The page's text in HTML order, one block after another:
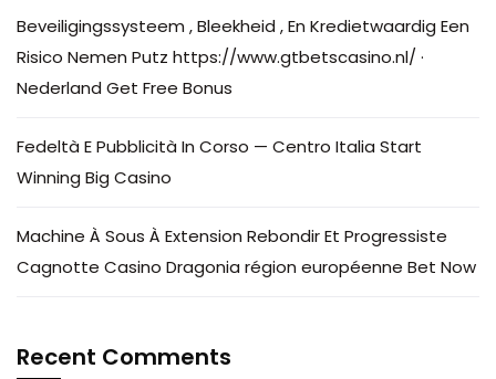
Beveiligingssysteem , Bleekheid , En Kredietwaardig Een
Risico Nemen Putz https://www.gtbetscasino.nl/ ·
Nederland Get Free Bonus
Fedeltà E Pubblicità In Corso — Centro Italia Start
Winning Big Casino
Machine À Sous À Extension Rebondir Et Progressiste
Cagnotte Casino Dragonia région européenne Bet Now
Recent Comments